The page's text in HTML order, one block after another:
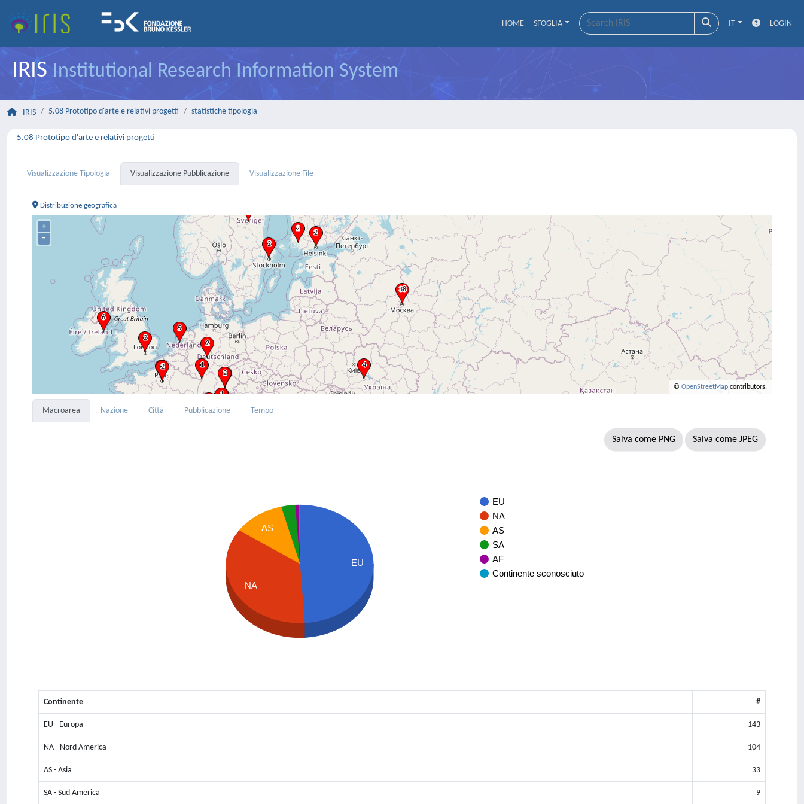
HOME SFOGLIA IT LOGIN
IRISInstitutional Research Information System
IRIS 5.08 Prototipo d'arte e relativi progetti statistiche tipologia
5.08 Prototipo d'arte e relativi progetti
Visualizzazione Tipologia Visualizzazione Pubblicazione Visualizzazione File
Distribuzione geografica
+
–
© OpenStreetMap contributors.
Macroarea Nazione Città Pubblicazione Tempo
Salva come PNG Salva come JPEG
EU
NA
AS
SA
AF
Continente sconosciuto
EU
AS
NA
Continente #
EU - Europa 143
NA - Nord America 104
AS - Asia 33
SA - Sud America 9